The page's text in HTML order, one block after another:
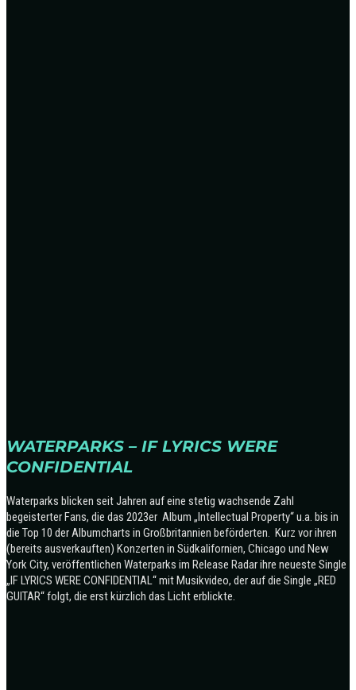
WATERPARKS – IF LYRICS WERE
CONFIDENTIAL
Waterparks blicken seit Jahren auf eine stetig wachsende Zahl
begeisterter Fans, die das 2023er Album „Intellectual Property“ u.a. bis in
die Top 10 der Albumcharts in Großbritannien beförderten. Kurz vor ihren
(bereits ausverkauften) Konzerten in Südkalifornien, Chicago und New
York City, veröffentlichen Waterparks im Release Radar ihre neueste Single
„IF LYRICS WERE CONFIDENTIAL“ mit Musikvideo, der auf die Single „RED
GUITAR“ folgt, die erst kürzlich das Licht erblickte.